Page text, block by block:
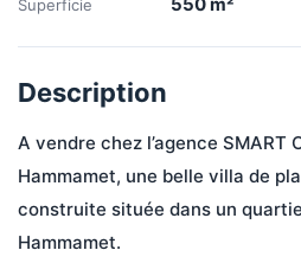
Superficie
Description
A vendre chez l’agence SMART
Hammamet, une belle villa de
construite située dans un
Hammamet.